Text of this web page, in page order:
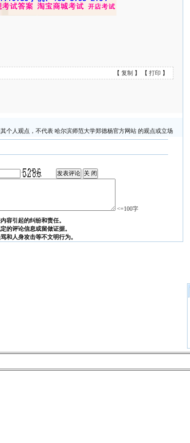
【 复制 】 【 打印 】
个人观点，不代表 哈尔滨师范大学郑德杨官方网站 的观点或立场
<=100字
容引起的纠纷和责任。
的评论信息或留做证据。
和人身攻击等不文明行为。